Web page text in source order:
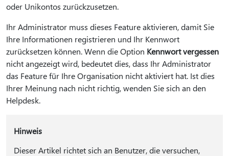
oder Unikontos zurückzusetzen.
Ihr Administrator muss dieses Feature aktivieren, damit Sie
Ihre Informationen registrieren und Ihr Kennwort
zurücksetzen können. Wenn die Option Kennwort vergessen
nicht angezeigt wird, bedeutet dies, dass Ihr Administrator
das Feature für Ihre Organisation nicht aktiviert hat. Ist dies
Ihrer Meinung nach nicht richtig, wenden Sie sich an den
Helpdesk.
Hinweis
Dieser Artikel richtet sich an Benutzer, die versuchen,